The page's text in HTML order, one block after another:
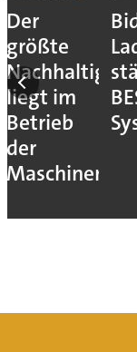
Der
größte
liegt im
Betrieb
der
Maschinen